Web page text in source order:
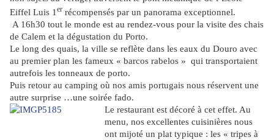
Eiffel Luis 1 er récompensés par un panorama exceptionnel.
A 16h30 tout le monde est au rendez-vous pour la visite des chais
de Calem et la dégustation du Porto.
Le long des quais, la ville se reflète dans les eaux du Douro avec
au premier plan les fameux « barcos rabelos » qui transportaient
autrefois les tonneaux de porto.
Puis retour au camping où nos amis portugais nous réservent une
autre surprise …une soirée fado.
Le restaurant est décoré à cet effet. Au
menu, nos excellentes cuisinières nous
ont mijoté un plat typique : les « tripes à